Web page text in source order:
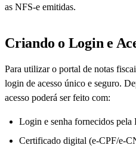
as NFS-e emitidas.
Criando o Login e
Para utilizar o portal de notas
login de acesso único e seguro.
acesso poderá ser feito com:
Login e senha fornecidos pela
Certificado digital (e-CPF/e-